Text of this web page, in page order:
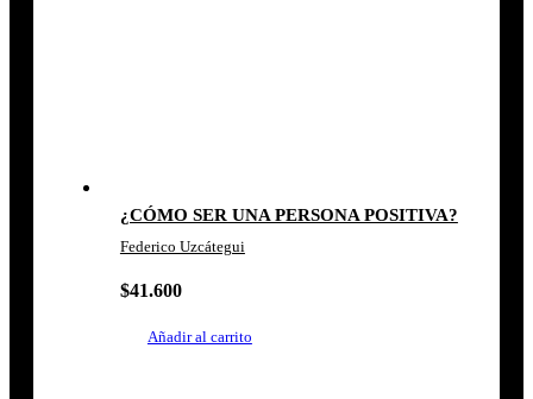
¿CÓMO SER UNA PERSONA POSITIVA?
Federico Uzcátegui
$41.600
Añadir al carrito